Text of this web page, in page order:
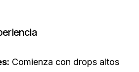
Comienza con drops altos